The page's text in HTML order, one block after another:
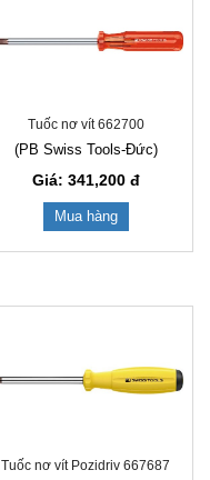
Tuốc nơ vít 662700
(PB Swiss Tools-Đức)
Giá: 341,200đ
Mua hàng
Tuốc nơ vít Pozidriv 667687